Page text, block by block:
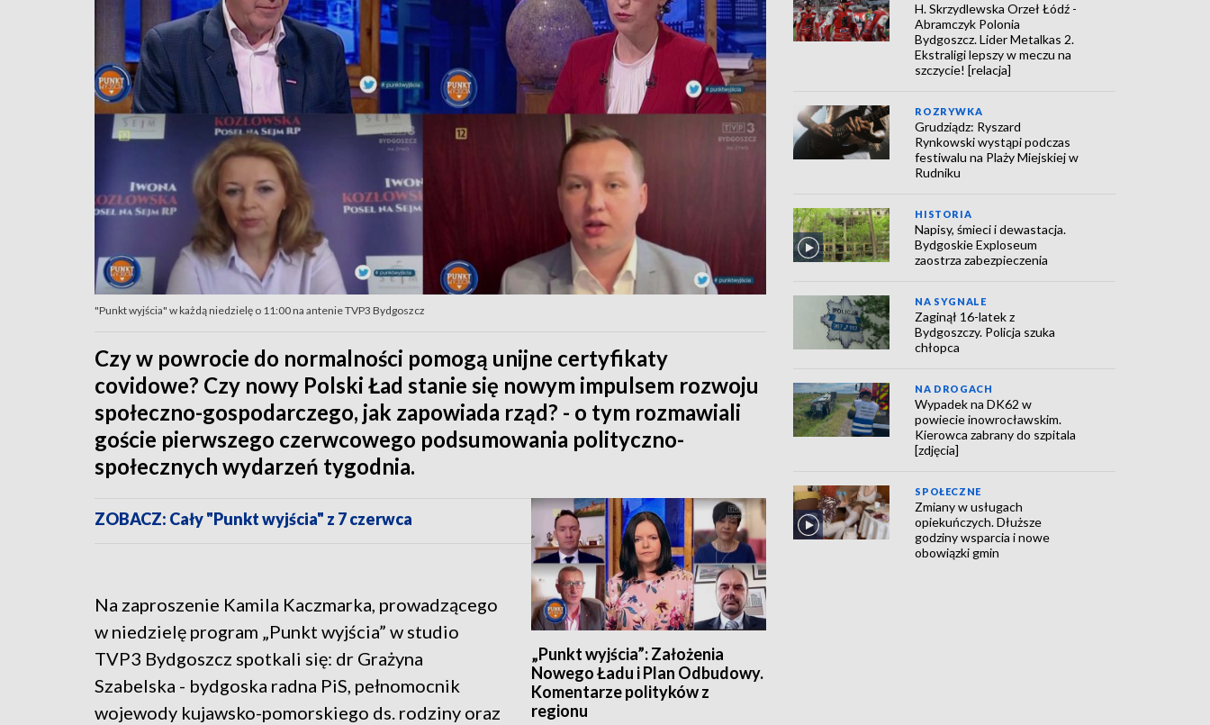
"Punkt wyjścia" w każdą niedzielę o 11:00 na antenie TVP3 Bydgoszcz
Czy w powrocie do normalności pomogą unijne certyfikaty
covidowe? Czy nowy Polski Ład stanie się nowym impulsem rozwoju
społeczno-gospodarczego, jak zapowiada rząd? - o tym rozmawiali
goście pierwszego czerwcowego podsumowania polityczno-
społecznych wydarzeń tygodnia.
„Punkt wyjścia”: Założenia
Nowego Ładu i Plan Odbudowy.
Komentarze polityków z
regionu
ZOBACZ: Cały "Punkt wyjścia" z 7 czerwca
Na zaproszenie Kamila Kaczmarka, prowadzącego
w niedzielę program „Punkt wyjścia” w studio
TVP3 Bydgoszcz spotkali się: dr Grażyna
Szabelska - bydgoska radna PiS, pełnomocnik
wojewody kujawsko-pomorskiego ds. rodziny oraz
H. Skrzydlewska Orzeł Łódź -
Abramczyk Polonia
Bydgoszcz. Lider Metalkas 2.
Ekstraligi lepszy w meczu na
szczycie! [relacja]
ROZRYWKA
Grudziądz: Ryszard
Rynkowski wystąpi podczas
festiwalu na Plaży Miejskiej w
Rudniku
HISTORIA
Napisy, śmieci i dewastacja.
Bydgoskie Exploseum
zaostrza zabezpieczenia
NA SYGNALE
Zaginął 16-latek z
Bydgoszczy. Policja szuka
chłopca
NA DROGACH
Wypadek na DK62 w
powiecie inowrocławskim.
Kierowca zabrany do szpitala
[zdjęcia]
SPOŁECZNE
Zmiany w usługach
opiekuńczych. Dłuższe
godziny wsparcia i nowe
obowiązki gmin